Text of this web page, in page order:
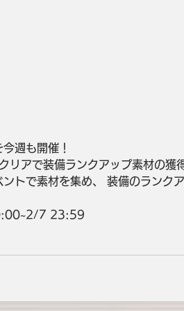
週も開催！
リアで装備ランクアップ素材の獲
トで素材を集め、 装備のランク
7 23:59